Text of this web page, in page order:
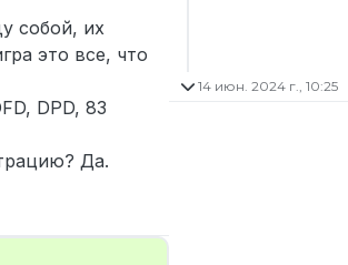
собой, их
это все, что
DPD, 83
Да.
14 июн. 2024 г., 10:25